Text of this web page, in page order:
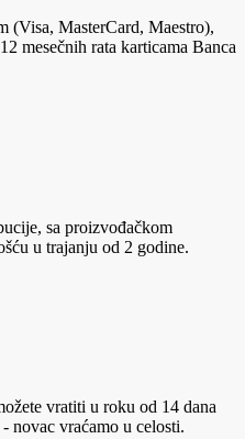
(Visa, MasterCard, Maestro),
mesečnih rata karticama Banca
sa proizvođačkom
u trajanju od 2 godine.
vratiti u roku od 14 dana
novac vraćamo u celosti.